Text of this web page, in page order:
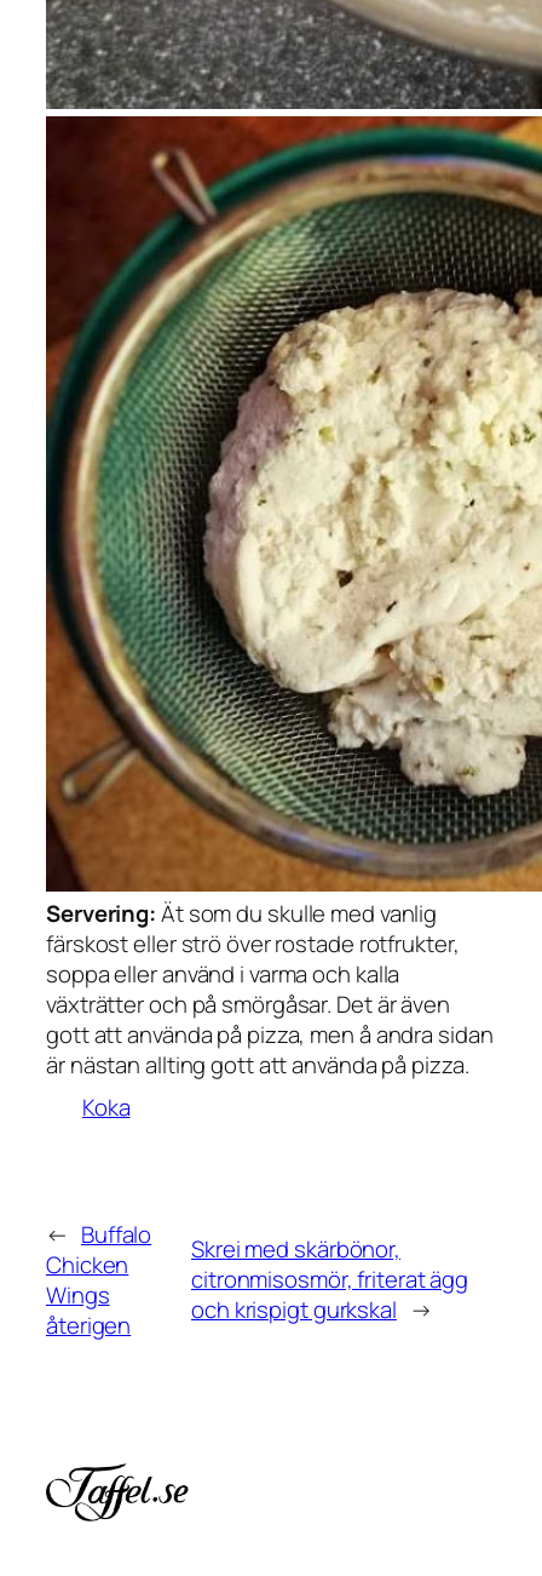
Servering:Ät som du skulle med vanlig
färskost eller strö över rostade rotfrukter,
soppa eller använd i varma och kalla
växträtter och på smörgåsar. Det är även
gott att använda på pizza, men å andra sidan
är nästan allting gott att använda på pizza.
Koka
← Buffalo
Chicken
Wings
återigen
Skrei med skärbönor,
citronmisosmör, friterat ägg
och krispigt gurkskal →